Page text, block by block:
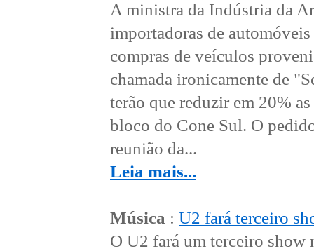
A ministra da Indústria da
importadoras de
compras de veículos
chamada ironicamente de
terão que reduzir em 20%
bloco do Cone Sul. O
reunião da...
Leia mais...
Música : U2 fará terceiro
O U2 fará um terceiro show